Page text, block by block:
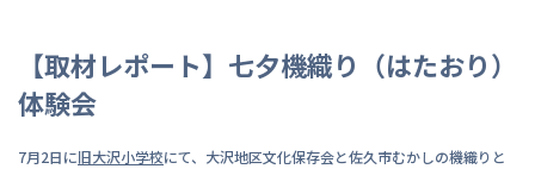
【取材レポート】七夕機織り（はたおり）
体験会
7月2日に旧大沢小学校にて、大沢地区文化保存会と佐久市むかしの機織りと